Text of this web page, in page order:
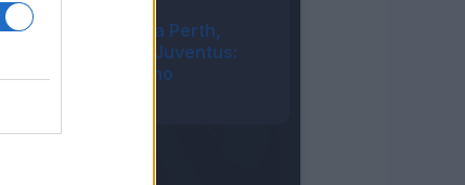
16:23
L'Inter festeggia a Perth,
vittoria contro la Juventus:
cronaca e tabellino